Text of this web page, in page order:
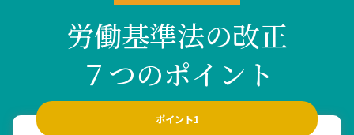
労働基準法の改正
７つのポイント
ポイント1